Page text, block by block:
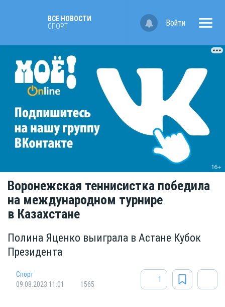
ВСЕ НОВОСТИ
СПОРТ
Войти
Воронежская теннисистка победила
на международном турнире
в Казахстане
Полина Яценко выиграла в Астане Кубок
Президента
Спорт
09.08.2023 11:01
1565
1